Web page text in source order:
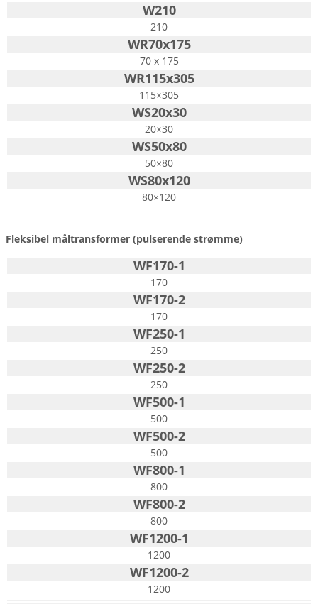
W210
210
WR70x175
70 x 175
WR115x305
115×305
WS20x30
20×30
WS50x80
50×80
WS80x120
80×120
Fleksibel måltransformer (pulserende strømme)
WF170-1
170
WF170-2
170
WF250-1
250
WF250-2
250
WF500-1
500
WF500-2
500
WF800-1
800
WF800-2
800
WF1200-1
1200
WF1200-2
1200